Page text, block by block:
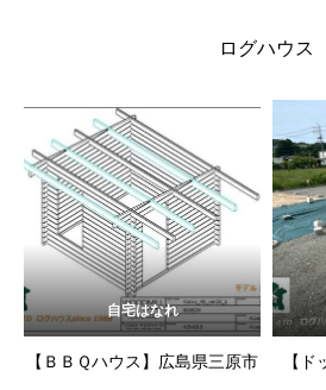
ログハウス
自宅はなれ
【ＢＢＱハウス】広島県三原市 【